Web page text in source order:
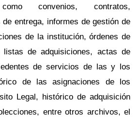
convenios, contratos,
de entrega, informes de gestión de
de la institución, órdenes de
listas de adquisiciones, actas de
de servicios de las y los
de las asignaciones de los
Legal, histórico de adquisición
entre otros archivos, el